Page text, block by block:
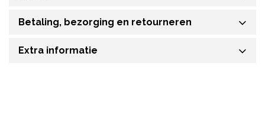
Betaling, bezorging en retourneren
Extra informatie